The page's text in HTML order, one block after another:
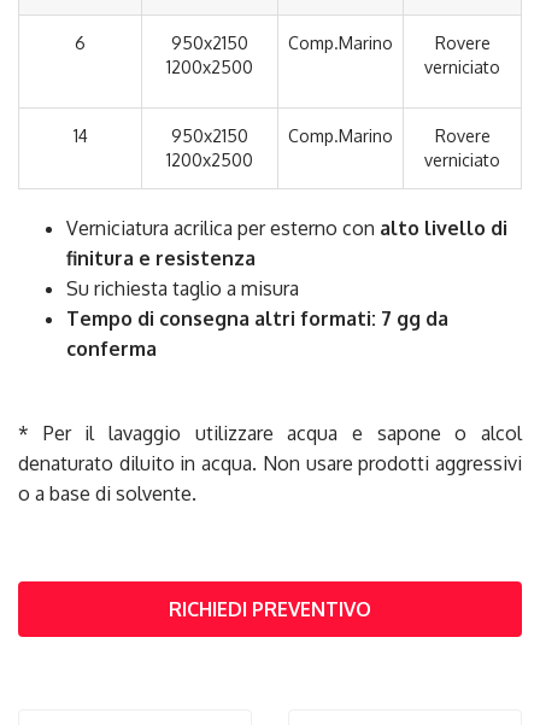
6
950x2150
1200x2500
Comp.Marino
Rovere
verniciato
14
950x2150
1200x2500
Comp.Marino
Rovere
verniciato
Verniciatura acrilica per esterno con alto livello di
finitura e resistenza
Su richiesta taglio a misura
Tempo di consegna altri formati: 7 gg da
conferma
* Per il lavaggio utilizzare acqua e sapone o alcol
denaturato diluito in acqua. Non usare prodotti aggressivi
o a base di solvente.
RICHIEDI PREVENTIVO